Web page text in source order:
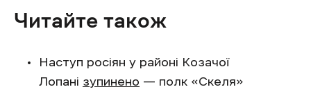
Читайте також
Наступ росіян у районі Козачої
Лопані зупинено — полк «Скеля»